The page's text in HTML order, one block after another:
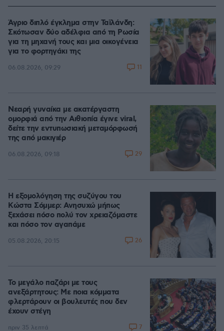
Άγριο διπλό έγκλημα στην Ταϊλάνδη:
Σκότωσαν δύο αδέλφια από τη Ρωσία
για τη μηχανή τους και μια οικογένεια
για το φορτηγάκι της
06.08.2026, 09:29 11
Νεαρή γυναίκα με ακατέργαστη
ομορφιά από την Αιθιοπία έγινε viral,
δείτε την εντυπωσιακή μεταμόρφωσή
της από μακιγιέρ
06.08.2026, 09:18 29
Η εξομολόγηση της συζύγου του
Κώστα Σόμμερ: Ανησυχώ μήπως
ξεχάσει πόσο πολύ τον χρειαζόμαστε
και πόσο τον αγαπάμε
05.08.2026, 20:15 26
Το μεγάλο παζάρι με τους
ανεξάρτητους: Με ποια κόμματα
φλερτάρουν οι βουλευτές που δεν
έχουν στέγη
πριν 35 λεπτά 7